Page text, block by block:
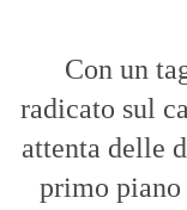
Con un
radicato sul
attenta delle
primo